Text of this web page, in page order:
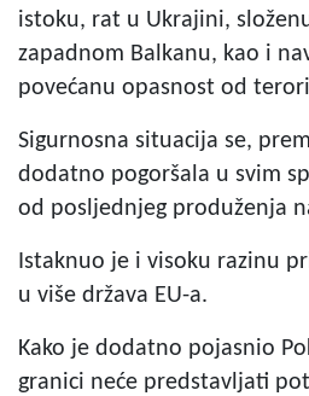
istoku, rat u Ukrajini,
zapadnom Balkanu, kao i
povećanu opasnost od
Sigurnosna situacija se,
dodatno pogoršala u svim
od posljednjeg produženja
Istaknuo je i visoku razinu
u više država EU-a.
Kako je dodatno pojasnio
granici neće predstavljati